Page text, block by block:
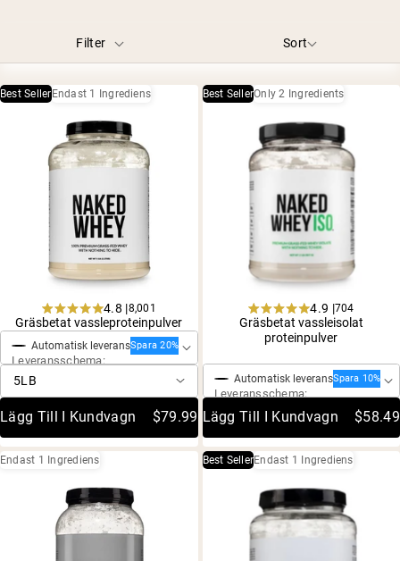
PROTEIN POWDERS
Gräsbetat vassleprotein
Getproteinpulver från get
Micellärt kasein
Shop All Protein Powders
VEGAN PROTEIN
Ärtprotein
Jordnötssmör
Fröproteinpulver
Ekologiskt risprotein
Proteindrinkar
Vegan viktökare
Shop All Vegan Protein
Filter Sort
Best Seller Endast 1 Ingrediens
Rated
4.8
out
of
4.8 |8,001
Gräsbetat vassleproteinpulver
Engångsköp
Automatisk leveransSpara 20%
Leveransschema:
Lägg Till I Kundvagn $79.99
Best SellerOnly 2 Ingredients
Rated
4.9
out
of
5
stars
4.9 |704
Gräsbetat vassleisolat
proteinpulver
Engångsköp
Automatisk leveransSpara 10%
Leveransschema:
Lägg Till I Kundvagn $58.49
Endast 1 Ingrediens Best SellerEndast 1 Ingrediens